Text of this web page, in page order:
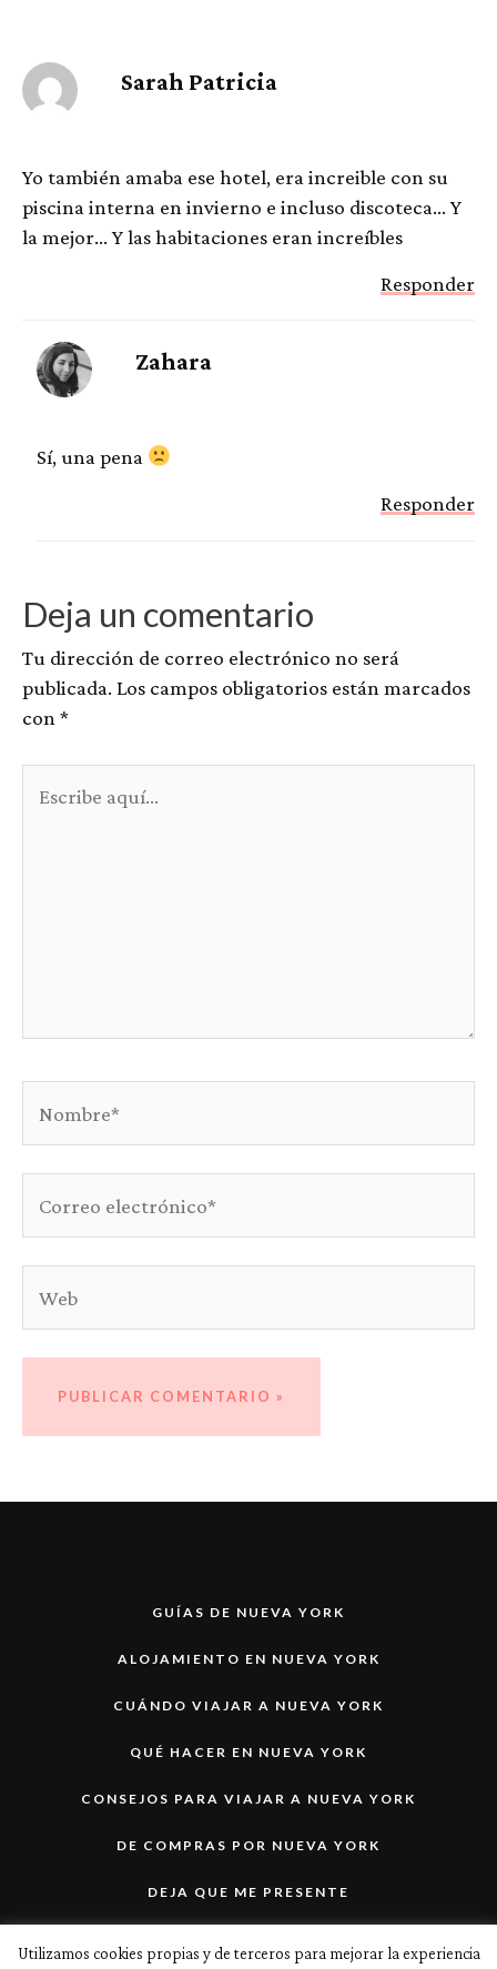
Sarah Patricia
Yo también amaba ese hotel, era increible con su
piscina interna en invierno e incluso discoteca… Y
la mejor… Y las habitaciones eran increíbles
Responder
Zahara
Sí, una pena
Responder
Deja un comentario
Tu dirección de correo electrónico no será
publicada. Los campos obligatorios están marcados
con *
aquí...
electrónico*
GUÍAS DE NUEVA YORK
ALOJAMIENTO EN NUEVA YORK
CUÁNDO VIAJAR A NUEVA YORK
QUÉ HACER EN NUEVA YORK
CONSEJOS PARA VIAJAR A NUEVA YORK
DE COMPRAS POR NUEVA YORK
DEJA QUE ME PRESENTE
Utilizamos cookies propias y de terceros para mejorar la experiencia